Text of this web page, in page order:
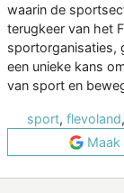
waarin de
terugkeer van het
sportorganisaties,
een unieke kans
van sport en
sport, flevoland,
Maak